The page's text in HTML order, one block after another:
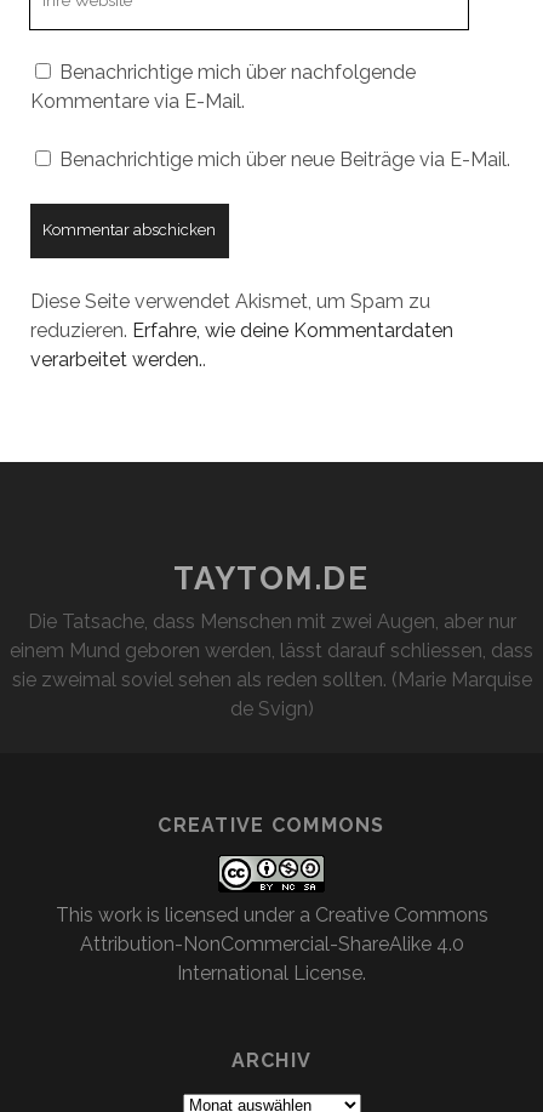
Benachrichtige mich über nachfolgende
Kommentare via E-Mail.
Benachrichtige mich über neue Beiträge via E-Mail.
Diese Seite verwendet Akismet, um Spam zu
reduzieren. Erfahre, wie deine Kommentardaten
verarbeitet werden..
TAYTOM.DE
Die Tatsache, dass Menschen mit zwei Augen, aber nur
einem Mund geboren werden, lässt darauf schliessen, dass
sie zweimal soviel sehen als reden sollten. (Marie Marquise
de Svign)
CREATIVE COMMONS
This work is licensed under a Creative Commons
Attribution-NonCommercial-ShareAlike 4.0
International License.
ARCHIV
Archiv